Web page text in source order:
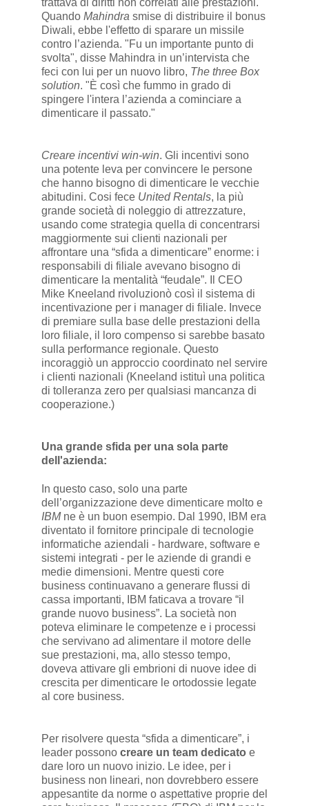
trattava di diritti non correlati alle prestazioni.
Quando Mahindra smise di distribuire il bonus
Diwali, ebbe l'effetto di sparare un missile
contro l’azienda. "Fu un importante punto di
svolta", disse Mahindra in un’intervista che
feci con lui per un nuovo libro, The three Box
solution. "È così che fummo in grado di
spingere l'intera l’azienda a cominciare a
dimenticare il passato."
Creare incentivi win-win. Gli incentivi sono
una potente leva per convincere le persone
che hanno bisogno di dimenticare le vecchie
abitudini. Cosi fece United Rentals, la più
grande società di noleggio di attrezzature,
usando come strategia quella di concentrarsi
maggiormente sui clienti nazionali per
affrontare una “sfida a dimenticare” enorme: i
responsabili di filiale avevano bisogno di
dimenticare la mentalità “feudale”. Il CEO
Mike Kneeland rivoluzionò così il sistema di
incentivazione per i manager di filiale. Invece
di premiare sulla base delle prestazioni della
loro filiale, il loro compenso si sarebbe basato
sulla performance regionale. Questo
incoraggiò un approccio coordinato nel servire
i clienti nazionali (Kneeland istituì una politica
di tolleranza zero per qualsiasi mancanza di
cooperazione.)
Una grande sfida per una sola parte
dell'azienda:
In questo caso, solo una parte
dell’organizzazione deve dimenticare molto e
IBMne è un buon esempio. Dal 1990, IBM era
diventato il fornitore principale di tecnologie
informatiche aziendali - hardware, software e
sistemi integrati - per le aziende di grandi e
medie dimensioni. Mentre questi core
business continuavano a generare flussi di
cassa importanti, IBM faticava a trovare “il
grande nuovo business”. La società non
poteva eliminare le competenze e i processi
che servivano ad alimentare il motore delle
sue prestazioni, ma, allo stesso tempo,
doveva attivare gli embrioni di nuove idee di
crescita per dimenticare le ortodossie legate
al core business.
Per risolvere questa “sfida a dimenticare”, i
leader possono creare un team dedicato e
dare loro un nuovo inizio. Le idee, per i
business non lineari, non dovrebbero essere
appesantite da norme o aspettative proprie del